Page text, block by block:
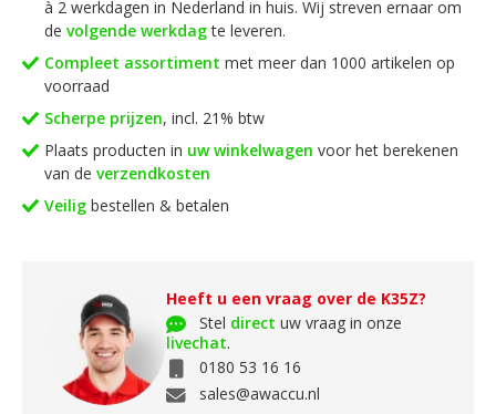
à 2 werkdagen in Nederland in huis. Wij streven ernaar om
de volgende werkdagte leveren.
Compleet assortiment met meer dan 1000 artikelen op
voorraad
Scherpe prijzen, incl. 21% btw
Plaats producten in uw winkelwagen voor het berekenen
van de verzendkosten
Veilig bestellen & betalen
Heeft u een vraag over de K35Z?
Stel direct uw vraag in onze
livechat.
0180 53 16 16
sales@awaccu.nl